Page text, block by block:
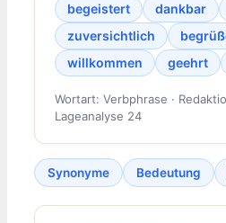
begeistert
dankbar
zuversichtlich
willkommen
geehrt
Wortart: Verbphrase ·
Lageanalyse 24
Synonyme Bedeutung